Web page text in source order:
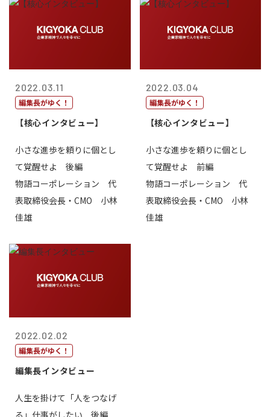
2022.03.11
編集長がゆく！
【核心インタビュー】
小さな進歩を頼りに個とし
て覚醒せよ 後編
物語コーポレーション 代
表取締役会長・CMO 小林
佳雄
2022.03.04
編集長がゆく！
【核心インタビュー】
小さな進歩を頼りに個とし
て覚醒せよ 前編
物語コーポレーション 代
表取締役会長・CMO 小林
佳雄
2022.02.02
編集長がゆく！
編集長インタビュー
人生を掛けて「人をつなげ
る」仕事がしたい 後編